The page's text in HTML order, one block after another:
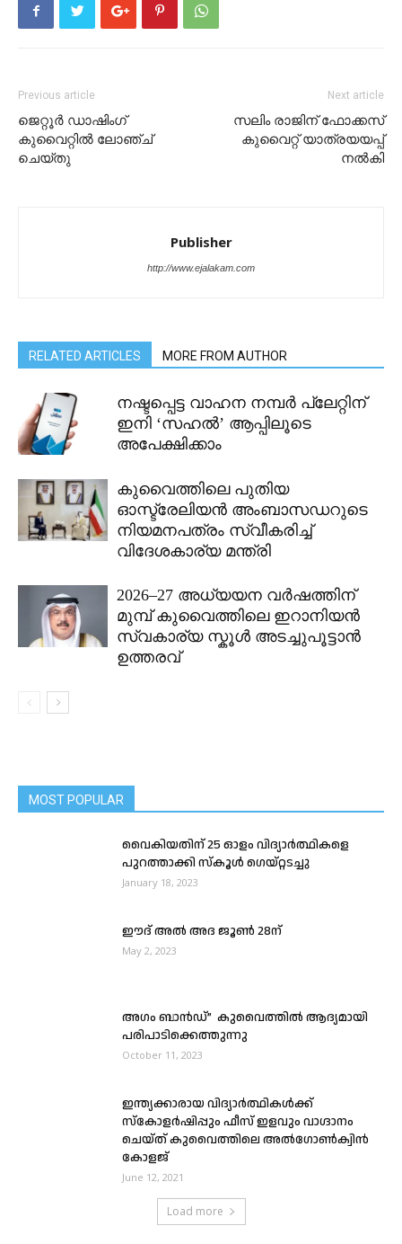
Previous article
ജെറ്റൂർ ഡാഷിംഗ്
കുവൈറ്റിൽ ലോഞ്ച്
ചെയ്തു
Next article
സലിം രാജിന് ഫോക്കസ്
കുവൈറ്റ് യാത്രയയപ്പ്
നൽകി
Publisher
http://www.ejalakam.com
RELATED ARTICLES MORE FROM AUTHOR
നഷ്ടപ്പെട്ട വാഹന നമ്പർ പ്ലേറ്റിന്
ഇനി ‘സഹൽ’ ആപ്പിലൂടെ
അപേക്ഷിക്കാം
കുവൈത്തിലെ പുതിയ
ഓസ്ട്രേലിയൻ അംബാസഡറുടെ
നിയമനപത്രം സ്വീകരിച്ച്
വിദേശകാര്യ മന്ത്രി
2026–27 അധ്യയന വർഷത്തിന്
മുമ്പ് കുവൈത്തിലെ ഇറാനിയൻ
സ്വകാര്യ സ്കൂൾ അടച്ചുപൂട്ടാൻ
ഉത്തരവ്
MOST POPULAR
വൈകിയതിന് 25 ഓളം വിദ്യാര്‍ത്ഥികളെ
പുറത്താക്കി സ്കൂള്‍ ഗെയ്റ്റടച്ചു
January 18, 2023
ഈദ് അൽ അദ ജൂൺ 28ന്
May 2, 2023
അഗം ബാൻഡ്” കുവൈത്തിൽ ആദ്യമായി
പരിപാടിക്കെത്തുന്നു
October 11, 2023
ഇന്ത്യക്കാരായ വിദ്യാർത്ഥികൾക്ക്
സ്കോളർഷിപ്പും ഫീസ് ഇളവും വാഗ്ദാനം
ചെയ്ത് കുവൈത്തിലെ അല്‍ഗോണ്‍ക്വിന്‍
കോളജ്
June 12, 2021
Load more